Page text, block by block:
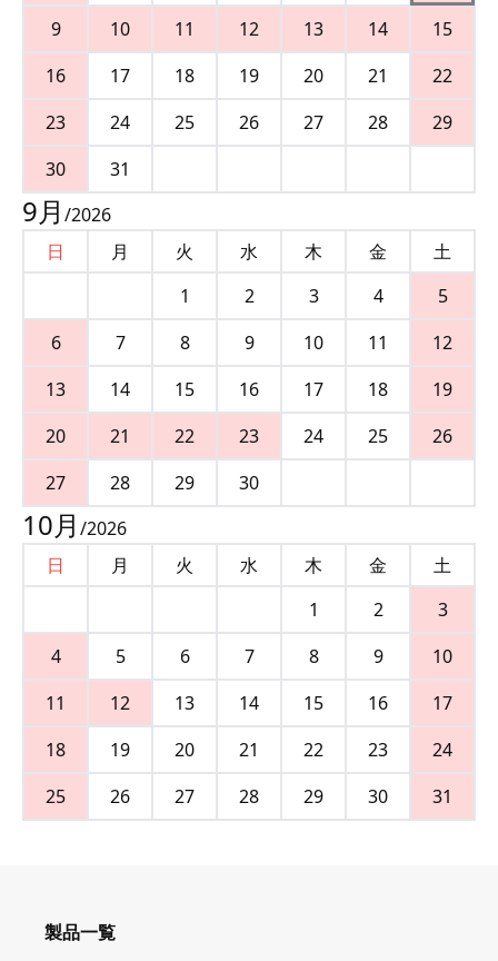
9
10 11 12 13 14
15
16
17 18 19 20 21
22
23
24 25 26 27 28
29
30
31
9月 /2026
日
月 火 水 木 金
土
1
2 3 4
5
6
7 8 9 10 11
12
13
14 15 16 17 18
19
20
21 22 23 24 25
26
27
28 29 30
10月 /2026
日
月 火 水 木 金
土
1
2
3
4
5 6 7 8 9
10
11
12 13 14 15 16
17
18
19 20 21 22 23
24
25
26 27 28 29 30 31
製品一覧